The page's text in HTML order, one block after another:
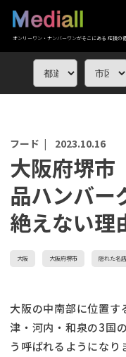
オンリーワン・ナンバーワンがそこにある 応援の
フード | 2023.10.16
大阪府堺市
品ハンバー
絶えない理
大阪 大阪府堺市 隠れた名店
大阪の中南部に位置す
津・河内・和泉の3国
う呼ばれるようにな